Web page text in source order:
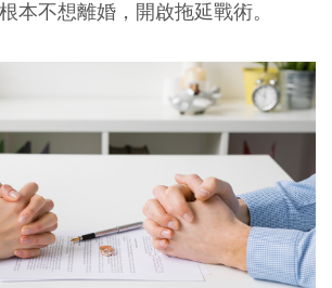
本不想離婚，開啟拖延戰術。